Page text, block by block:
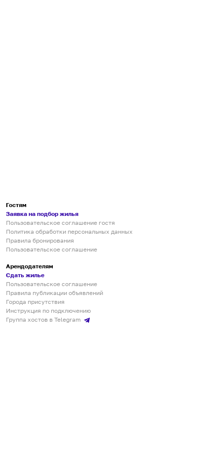
Гостям
Заявка на подбор жилья
Пользовательское соглашение гостя
Политика обработки персональных данных
Правила бронирования
Пользовательское соглашение
Арендодателям
Сдать жилье
Пользовательское соглашение
Правила публикации объявлений
Города присутствия
Инструкция по подключению
Группа хостов в Telegram